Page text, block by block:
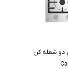
دو شعله کن